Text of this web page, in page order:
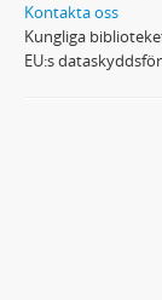
Kontakta oss
Kungliga
EU:s